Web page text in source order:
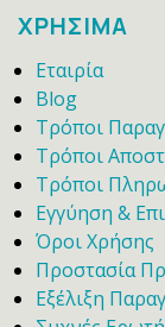
ΧΡΗΣΙΜΑ
Εταιρία
Blog
Τρόποι
Τρόποι
Τρόποι
Εγγύηση &
Όροι Χρήσης
Προστασία
Εξέλιξη